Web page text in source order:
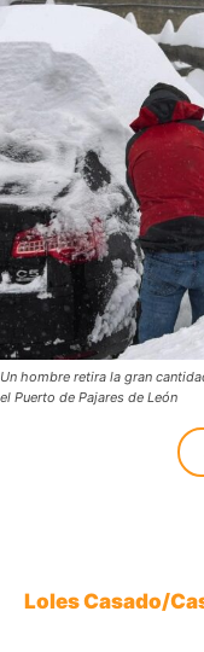
Un hombre retira la gran
el Puerto de Pajares de León
Loles Casado/